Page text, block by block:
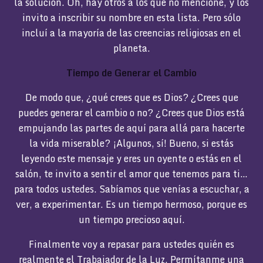
invito a inscribir su nombre en esta lista. Pero sólo
incluí a la mayoría de las creencias religiosas en el
planeta.
Tiempo de Generar el Cambio
De modo que, ¿qué crees que es Dios? ¿Crees que
puedes generar el cambio o no? ¿Crees que Dios está
empujando las partes de aquí para allá para hacerte
la vida miserable? ¡Algunos, sí! Bueno, si estás
leyendo este mensaje y eres un oyente o estás en el
salón, te invito a sentir el amor que tenemos para ti…
para todos ustedes. Sabíamos que venías a escuchar, a
ver, a experimentar. Es un tiempo hermoso, porque es
un tiempo precioso aquí.
Finalmente voy a repasar para ustedes quién es
realmente el Trabajador de la Luz. Permítanme una